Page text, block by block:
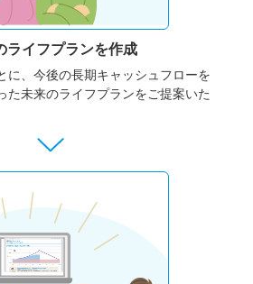
ライフプランを作成
に、今後の長期キャッシュフローを
た未来のライフプランをご提案いた